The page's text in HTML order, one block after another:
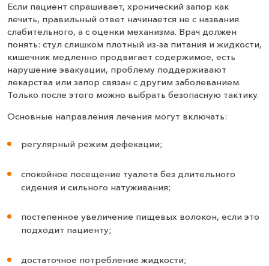
Если пациент спрашивает, хронический запор как
лечить, правильный ответ начинается не с названия
слабительного, а с оценки механизма. Врач должен
понять: стул слишком плотный из-за питания и жидкости,
кишечник медленно продвигает содержимое, есть
нарушение эвакуации, проблему поддерживают
лекарства или запор связан с другим заболеванием.
Только после этого можно выбрать безопасную тактику.
Основные направления лечения могут включать:
регулярный режим дефекации;
спокойное посещение туалета без длительного
сидения и сильного натуживания;
постепенное увеличение пищевых волокон, если это
подходит пациенту;
достаточное потребление жидкости;